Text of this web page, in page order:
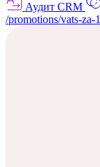
Аудит CRM
/promotions/vats-za-